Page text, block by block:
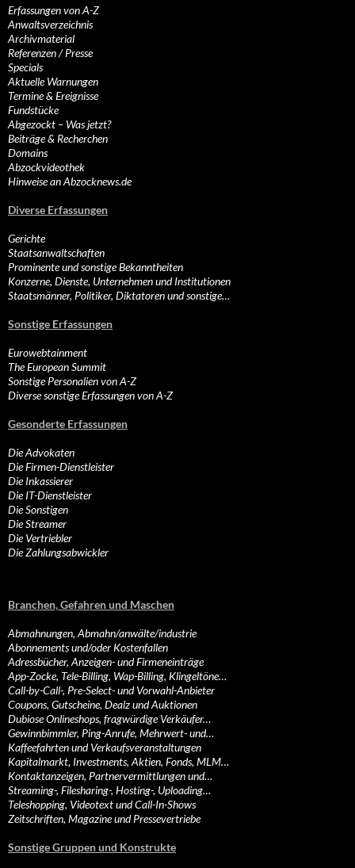
Erfassungen von A-Z
Anwaltsverzeichnis
Archivmaterial
Referenzen / Presse
Specials
Aktuelle Warnungen
Termine & Ereignisse
Fundstücke
Abgezockt – Was jetzt?
Beiträge & Recherchen
Domains
Abzockvideothek
Hinweise an Abzocknews.de
Diverse Erfassungen
Gerichte
Staatsanwaltschaften
Prominente und sonstige Bekanntheiten
Konzerne, Dienste, Unternehmen und Institutionen
Staatsmänner, Politiker, Diktatoren und sonstige…
Sonstige Erfassungen
Eurowebtainment
The European Summit
Sonstige Personalien von A-Z
Diverse sonstige Erfassungen von A-Z
Gesonderte Erfassungen
Die Advokaten
Die Firmen-Dienstleister
Die Inkassierer
Die IT-Dienstleister
Die Sonstigen
Die Streamer
Die Vertriebler
Die Zahlungsabwickler
Branchen, Gefahren und Maschen
Abmahnungen, Abmahn/anwälte/industrie
Abonnements und/oder Kostenfallen
Adressbücher, Anzeigen- und Firmeneinträge
App-Zocke, Tele-Billing, Wap-Billing, Klingeltöne…
Call-by-Call-, Pre-Select- und Vorwahl-Anbieter
Coupons, Gutscheine, Dealz und Auktionen
Dubiose Onlineshops, fragwürdige Verkäufer…
Gewinnbimmler, Ping-Anrufe, Mehrwert- und…
Kaffeefahrten und Verkaufsveranstaltungen
Kapitalmarkt, Investments, Aktien, Fonds, MLM…
Kontaktanzeigen, Partnervermittlungen und…
Streaming-, Filesharing-, Hosting-, Uploading…
Teleshopping, Videotext und Call-In-Shows
Zeitschriften, Magazine und Pressevertriebe
Sonstige Gruppen und Konstrukte